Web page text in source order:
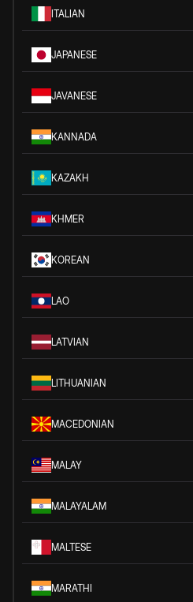
ITALIAN
JAPANESE
JAVANESE
KANNADA
KAZAKH
KHMER
KOREAN
LAO
LATVIAN
LITHUANIAN
MACEDONIAN
MALAY
MALAYALAM
MALTESE
MARATHI